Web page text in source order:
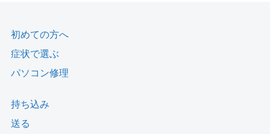
初めての方へ
症状で選ぶ
パソコン修理
持ち込み
送る